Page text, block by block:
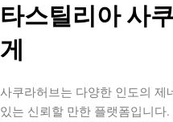
타스틸리아 사
게
사쿠라허브는 다양한 인도의 제
있는 신뢰할 만한 플랫폼입니다